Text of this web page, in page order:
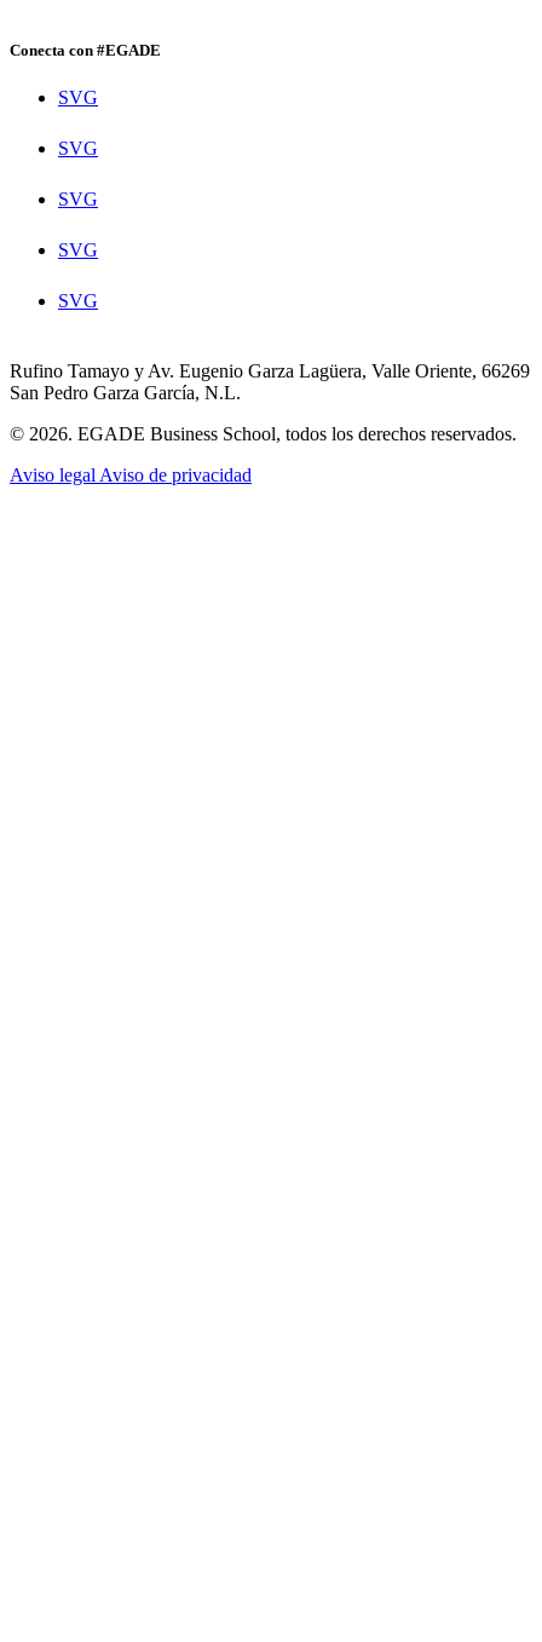
Conecta con #EGADE
SVG
SVG
SVG
SVG
SVG
Rufino Tamayo y Av. Eugenio Garza Lagüera, Valle Oriente, 66269
San Pedro Garza García, N.L.
© 2026. EGADE Business School, todos los derechos reservados.
Aviso legalAviso de privacidad